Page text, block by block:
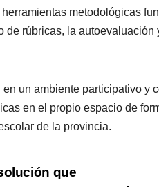
metodológicas
de rúbricas, la
un ambiente participativo y
en el propio espacio de
de la provincia.
que